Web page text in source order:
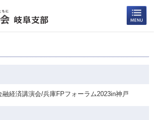
経済講演会/兵庫FPフォーラム2023in神戸